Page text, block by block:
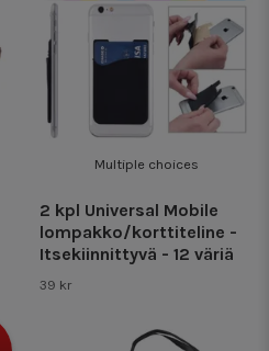
Multiple choices
2 kpl Universal Mobile
lompakko/korttiteline -
Itsekiinnittyvä - 12 väriä
39 kr